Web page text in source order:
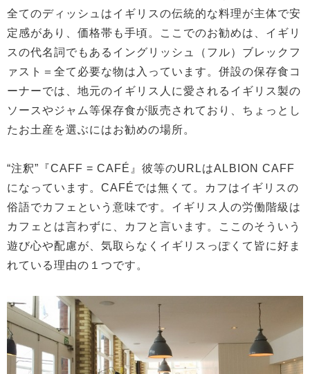
全てのディッシュはイギリスの伝統的な料理が主体で安
定感があり、価格帯も手頃。ここでのお勧めは、イギリ
スの代名詞でもあるイングリッシュ（フル）ブレックフ
ァスト＝全て必要な物は入っています。併設の保存食コ
ーナーでは、地元のイギリス人に愛されるイギリス製の
ソースやジャム等保存食が販売されており、ちょっとし
たお土産を選ぶにはお勧めの場所。
“注釈”『CAFF = CAFÉ』彼等のURLはALBION CAFF
になっています。CAFÉでは無くて。カフはイギリスの
俗語でカフェという意味です。イギリス人の労働階級は
カフェとは言わずに、カフと言います。ここのそういう
遊び心や配慮が、気取らなくイギリスっぽくて皆に好ま
れている理由の１つです。